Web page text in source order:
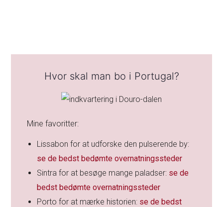
Hvor skal man bo i Portugal?
Mine favoritter:
Lissabon for at udforske den pulserende by:
se de bedst bedømte overnatningssteder
Sintra for at besøge mange paladser: se de
bedst bedømte overnatningssteder
Porto for at mærke historien: se de bedst